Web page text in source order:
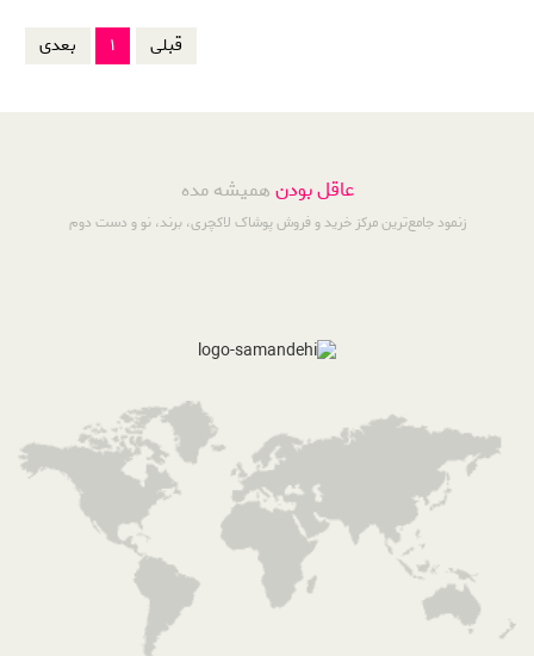
قبلی 1 بعدی
عاقل بودنهمیشه مده
زنمود جامع‌ترین مرکز خرید و فروش پوشاک لاکچری، برند، نو و دست دوم